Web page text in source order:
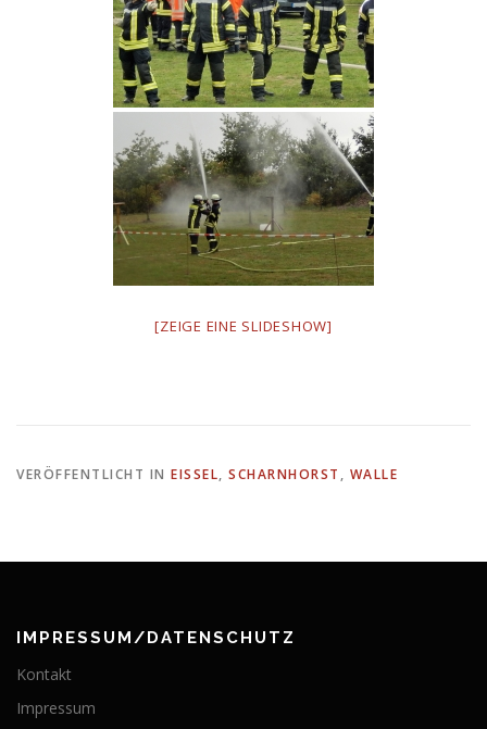
[ZEIGE EINE SLIDESHOW]
VERÖFFENTLICHT IN EISSEL, SCHARNHORST , WALLE
IMPRESSUM/DATENSCHUTZ
Kontakt
Impressum